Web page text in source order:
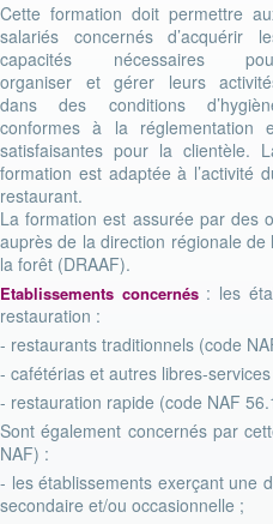
Cette formation doit permettre
salariés concernés d’acquérir
capacités nécessaires
organiser et gérer leurs
dans des conditions
conformes à la réglementation
satisfaisantes pour la clientèle.
formation est adaptée à l’activité
restaurant.
La formation est assurée par des
auprès de la direction régionale de
la forêt (DRAAF).
Etablissements concernés: les
restauration :
- restaurants traditionnels (code
- cafétérias et autres libres-
- restauration rapide (code NAF
Sont également concernés par
NAF) :
- les établissements exerçant une
secondaire et/ou occasionnelle ;